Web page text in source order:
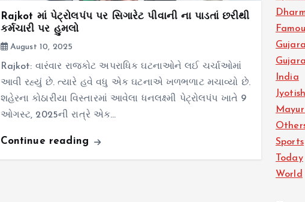
Rajkot માં પેટ્રોલપંપ પર સિગારેટ પીવાની ના પાડતાં છરીથી
કર્મચારી પર હુમલો
August 10, 2025
Rajkot: વારંવાર રાજકોટ અપરાધિક ઘટનાઓને લઈ ચર્ચાઓમાં
આવી રહ્યું છે. ત્યારે હવે વધુ એક ઘટનાએ ખળભળાટ મચાવ્યો છે.
શહેરના કોઠારીયા વિસ્તારમાં આવેલા ધનલક્ષ્મી પેટ્રોલપંપ ખાતે 9
ઓગસ્ટ, 2025ની રાત્રે એક…
Continue reading
India
Jyotish
Sports
Today
World